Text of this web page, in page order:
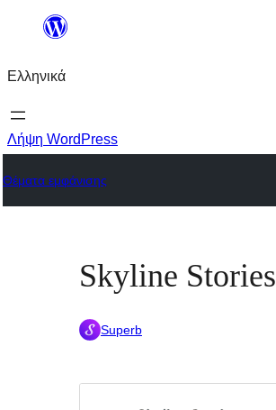
Μετάβαση
περιεχόμενο
Ελληνικά
Λήψη WordPress
Θέματα εμφάνισης
Skyline Stories
Superb